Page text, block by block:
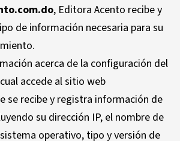
, Editora Acento recibe y
de información necesaria para su
acerca de la configuración del
accede al sitio web
se recibe y registra información de
su dirección IP, el nombre de
operativo, tipo y versión de